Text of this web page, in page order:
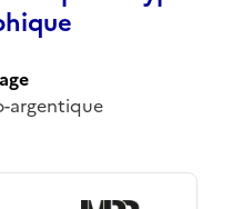
argentique